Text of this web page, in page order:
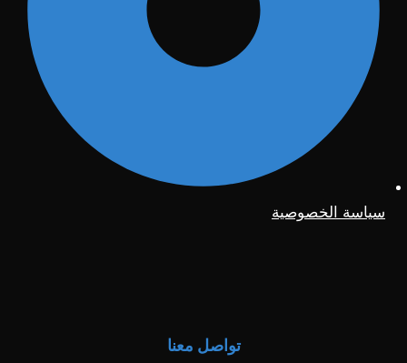
سياسة الخصوصية
تواصل معنا